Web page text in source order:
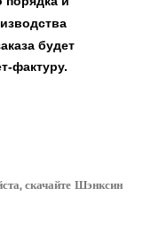
будет
фактуру.
скачайте Шэнксин